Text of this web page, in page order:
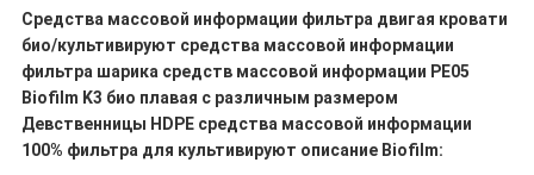
Средства массовой информации фильтра двигая кровати
био/культивируют средства массовой информации
фильтра шарика средств массовой информации PE05
Biofilm K3 био плавая с различным размером
Девственницы HDPE средства массовой информации
100% фильтра для культивируют описание Biofilm: